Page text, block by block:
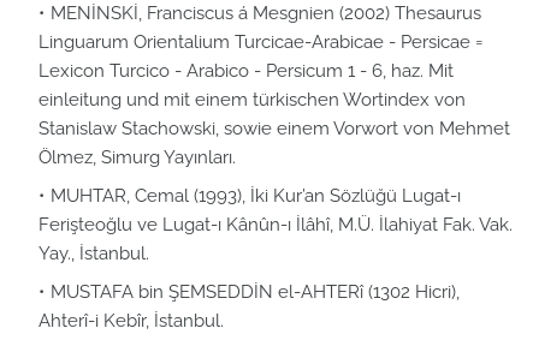
MENİNSKİ, Franciscus á Mesgnien (2002) Thesaurus
Linguarum Orientalium Turcicae-Arabicae - Persicae =
Lexicon Turcico - Arabico - Persicum 1 - 6, haz. Mit
einleitung und mit einem türkischen Wortindex von
Stanislaw Stachowski, sowie einem Vorwort von Mehmet
Ölmez, Simurg Yayınları.
MUHTAR, Cemal (1993), İki Kur’an Sözlüğü Lugat-ı
Ferişteoğlu ve Lugat-ı Kânûn-ı İlâhî, M.Ü. İlahiyat Fak. Vak.
Yay., İstanbul.
MUSTAFA bin ŞEMSEDDİN el-AHTERî (1302 Hicri),
Ahterî-i Kebîr, İstanbul.